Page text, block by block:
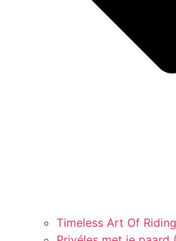
Timeless Art Of Riding